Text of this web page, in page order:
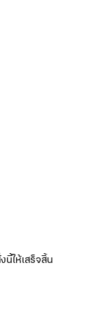
ให้เสร็จสิ้น